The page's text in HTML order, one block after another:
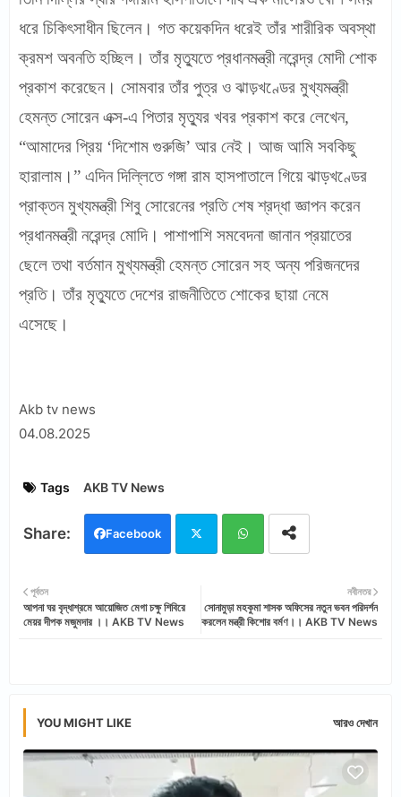
ধরে চিকিৎসাধীন ছিলেন। গত কয়েকদিন ধরেই তাঁর শারীরিক অবস্থা
ক্রমশ অবনতি হচ্ছিল। তাঁর মৃত্যুতে প্রধানমন্ত্রী নরেন্দ্র মোদী শোক
প্রকাশ করেছেন। সোমবার তাঁর পুত্র ও ঝাড়খণ্ডের মুখ্যমন্ত্রী
হেমন্ত সোরেন এক্স-এ পিতার মৃত্যুর খবর প্রকাশ করে লেখেন,
“আমাদের প্রিয় ‘দিশোম গুরুজি’ আর নেই। আজ আমি সবকিছু
হারালাম।” এদিন দিল্লিতে গঙ্গা রাম হাসপাতালে গিয়ে ঝাড়খণ্ডের
প্রাক্তন মুখ্যমন্ত্রী শিবু সোরেনের প্রতি শেষ শ্রদ্ধা জ্ঞাপন করেন
প্রধানমন্ত্রী নরেন্দ্র মোদি। পাশাপাশি সমবেদনা জানান প্রয়াতের
ছেলে তথা বর্তমান মুখ্যমন্ত্রী হেমন্ত সোরেন সহ অন্য পরিজনদের
প্রতি। তাঁর মৃত্যুতে দেশের রাজনীতিতে শোকের ছায়া নেমে
এসেছে।
Akb tv news
04.08.2025
Tags AKB TV News
Facebook
tter ats
নবীনতর
সোনামুড়া মহকুমা শাসক অফিসের নতুন ভবন পরিদর্শন
করলেন মন্ত্রী কিশোর বর্মণ।। AKB TV News
পূর্বতন
আপনা ঘর বৃদ্ধাশ্রমে আয়োজিত মেগা চক্ষু শিবিরে
মেয়র দীপক মজুমদার ।। AKB TV News
YOU MIGHT LIKE আরও দেখান